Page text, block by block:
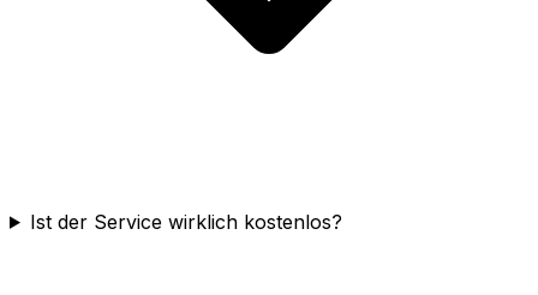
Ist der Service wirklich kostenlos?